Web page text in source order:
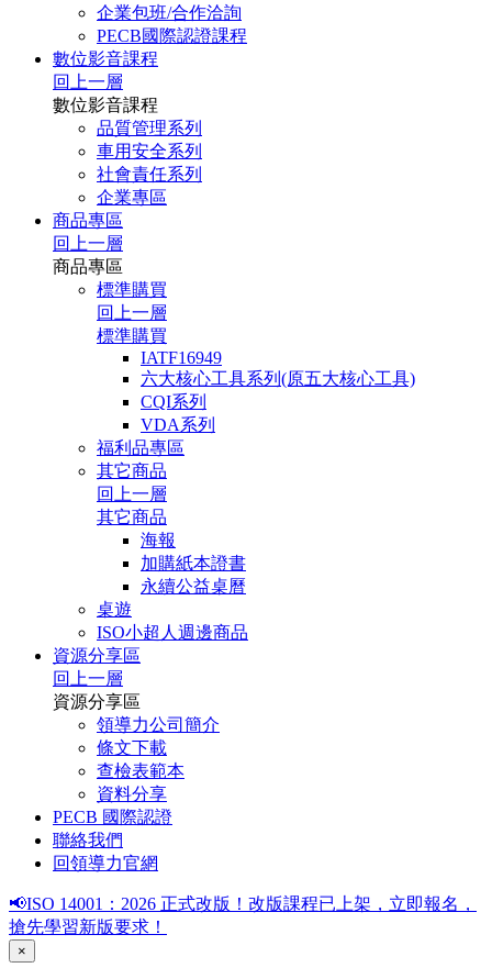
企業包班/合作洽詢
PECB國際認證課程
數位影音課程
回上一層
數位影音課程
品質管理系列
車用安全系列
社會責任系列
企業專區
商品專區
回上一層
商品專區
標準購買
回上一層
標準購買
IATF16949
六大核心工具系列(原五大核心工具)
CQI系列
VDA系列
福利品專區
其它商品
回上一層
其它商品
海報
加購紙本證書
永續公益桌曆
桌遊
ISO小超人週邊商品
資源分享區
回上一層
資源分享區
領導力公司簡介
條文下載
查檢表範本
資料分享
PECB 國際認證
聯絡我們
回領導力官網
📢ISO 14001：2026 正式改版！改版課程已上架，立即報名，
搶先學習新版要求！
×